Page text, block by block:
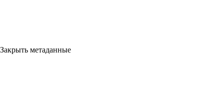
Закрыть метаданные